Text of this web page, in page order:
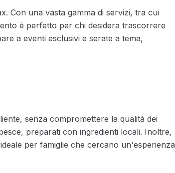
Con una vasta gamma di servizi, tra cui
è perfetto per chi desidera trascorrere
a eventi esclusivi e serate a tema,
senza compromettere la qualità dei
preparati con ingredienti locali. Inoltre,
per famiglie che cercano un'esperienza